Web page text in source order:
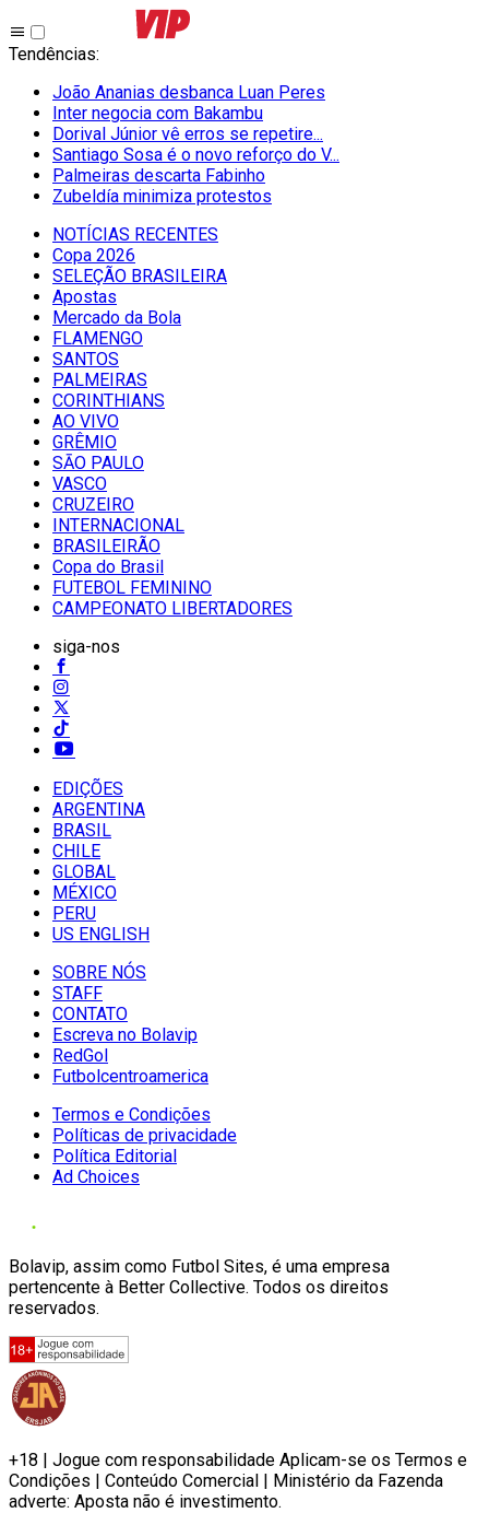
Tendências:
João Ananias desbanca Luan Peres
Inter negocia com Bakambu
Dorival Júnior vê erros se repetire...
Santiago Sosa é o novo reforço do V...
Palmeiras descarta Fabinho
Zubeldía minimiza protestos
NOTÍCIAS RECENTES
Copa 2026
SELEÇÃO BRASILEIRA
Apostas
Mercado da Bola
FLAMENGO
SANTOS
PALMEIRAS
CORINTHIANS
AO VIVO
GRÊMIO
SĀO PAULO
VASCO
CRUZEIRO
INTERNACIONAL
BRASILEIRÃO
Copa do Brasil
FUTEBOL FEMININO
CAMPEONATO LIBERTADORES
siga-nos
EDIÇÕES
ARGENTINA
BRASIL
CHILE
GLOBAL
MÉXICO
PERU
US ENGLISH
SOBRE NÓS
STAFF
CONTATO
Escreva no Bolavip
RedGol
Futbolcentroamerica
Termos e Condições
Políticas de privacidade
Política Editorial
Ad Choices
Bolavip, assim como Futbol Sites, é uma empresa
pertencente à Better Collective. Todos os direitos
reservados.
+18 | Jogue com responsabilidade Aplicam-se os Termos e
Condições | Conteúdo Comercial | Ministério da Fazenda
adverte: Aposta não é investimento.